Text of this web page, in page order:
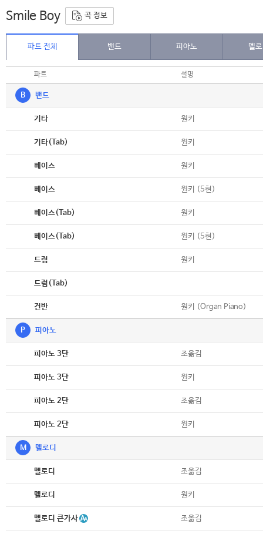
Smile Boy 곡 정보
파트 전체 밴드 피아노 멜
파트 설명
B 밴드
기타 원키
기타(Tab) 원키
베이스 원키
베이스 원키 (5현)
베이스(Tab) 원키
베이스(Tab) 원키 (5현)
드럼 원키
드럼(Tab)
건반 원키 (Organ Piano)
P 피아노
피아노 3단 조옮김
피아노 3단 원키
피아노 2단 조옮김
피아노 2단 원키
M 멜로디
멜로디 조옮김
멜로디 원키
멜로디 큰가사 조옮김